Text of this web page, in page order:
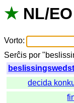
★ NL/EO
Vorto:
Serĉis por "
decida